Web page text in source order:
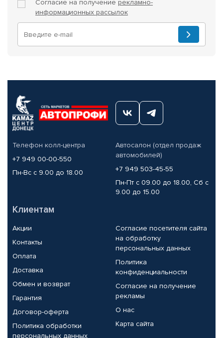
Согласие на получение рекламно-
информационных рассылок
Телефон колл-центра
+7 949 00-00-550
Пн-Вс с 9.00 до 18.00
Автосалон (отдел продаж
автомобилей)
+7 949 503-45-55
Пн-Пт с 09.00 до 18.00, Сб с
9.00 до 15.00
Клиентам
Акции
Контакты
Оплата
Доставка
Обмен и возврат
Гарантия
Договор-оферта
Политика обработки
персональных данных
Согласие посетителя сайта
на обработку
персональных данных
Политика
конфиденциальности
Согласие на получение
рекламы
О нас
Карта сайта